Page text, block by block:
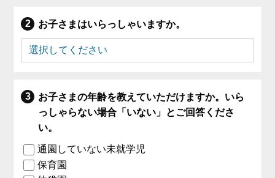
お子さまはいらっしゃいますか。
お子さまの年齢を教えていただけますか。いら
っしゃらない場合「いない」とご回答くださ
い。
通園していない未就学児
保育園